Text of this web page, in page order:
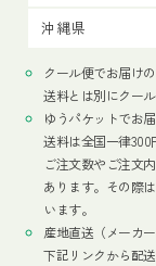
沖縄県
クール便でお届け
送料とは別にクー
ゆうパケットでお
送料は全国一律300
ご注文数やご注文
あります。その際
います。
産地直送（メーカ
下記リンクから配